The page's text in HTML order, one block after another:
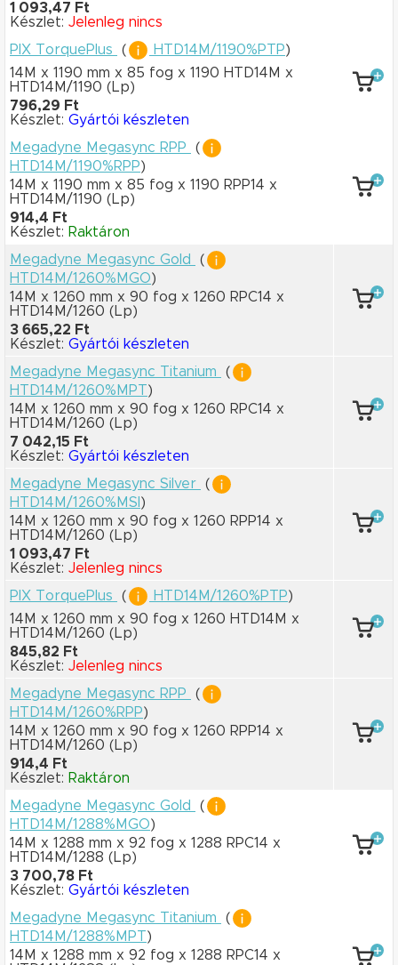
1 093,47 Ft
Készlet: Jelenleg nincs
PIX TorquePlus
( HTD14M/1190%PTP)
14M x 1190 mm x 85 fog x 1190 HTD14M x
HTD14M/1190 (Lp)
796,29 Ft
Készlet: Gyártói készleten
Megadyne Megasync RPP
(
HTD14M/1190%RPP)
14M x 1190 mm x 85 fog x 1190 RPP14 x
HTD14M/1190 (Lp)
914,4 Ft
Készlet: Raktáron
Megadyne Megasync Gold
(
HTD14M/1260%MGO)
14M x 1260 mm x 90 fog x 1260 RPC14 x
HTD14M/1260 (Lp)
3 665,22 Ft
Készlet: Gyártói készleten
Megadyne Megasync Titanium
(
HTD14M/1260%MPT)
14M x 1260 mm x 90 fog x 1260 RPC14 x
HTD14M/1260 (Lp)
7 042,15 Ft
Készlet: Gyártói készleten
Megadyne Megasync Silver
(
HTD14M/1260%MSI )
14M x 1260 mm x 90 fog x 1260 RPP14 x
HTD14M/1260 (Lp)
1 093,47 Ft
Készlet: Jelenleg nincs
PIX TorquePlus
( HTD14M/1260%PTP)
14M x 1260 mm x 90 fog x 1260 HTD14M x
HTD14M/1260 (Lp)
845,82 Ft
Készlet: Jelenleg nincs
Megadyne Megasync RPP
(
HTD14M/1260%RPP)
14M x 1260 mm x 90 fog x 1260 RPP14 x
HTD14M/1260 (Lp)
914,4 Ft
Készlet: Raktáron
Megadyne Megasync Gold
(
HTD14M/1288%MGO)
14M x 1288 mm x 92 fog x 1288 RPC14 x
HTD14M/1288 (Lp)
3 700,78 Ft
Készlet: Gyártói készleten
Megadyne Megasync Titanium
(
HTD14M/1288%MPT)
14M x 1288 mm x 92 fog x 1288 RPC14 x